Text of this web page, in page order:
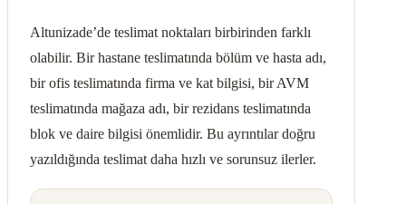
Altunizade’de teslimat noktaları birbirinden farklı
olabilir. Bir hastane teslimatında bölüm ve hasta adı,
bir ofis teslimatında firma ve kat bilgisi, bir AVM
teslimatında mağaza adı, bir rezidans teslimatında
blok ve daire bilgisi önemlidir. Bu ayrıntılar doğru
yazıldığında teslimat daha hızlı ve sorunsuz ilerler.